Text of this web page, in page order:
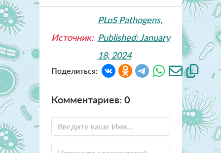
Источник:
PLoS Pathogens,
Published: January
18, 2024
Поделиться:
Комментариев: 0